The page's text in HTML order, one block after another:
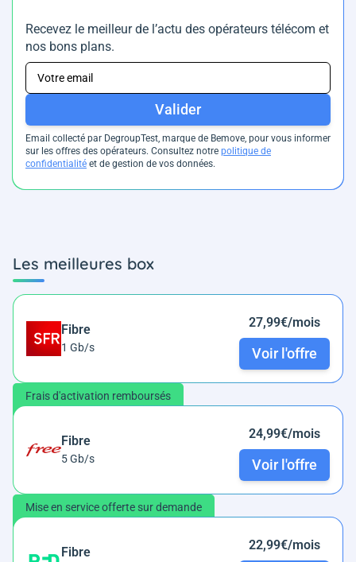
Recevez le meilleur de l’actu des opérateurs télécom et
nos bons plans.
Valider
Email collecté par DegroupTest, marque de Bemove, pour vous informer
sur les offres des opérateurs. Consultez notre politique de
confidentialité et de gestion de vos données.
Les meilleures box
Fibre
1 Gb/s
27,99€/mois
Voir l'offre
Frais d'activation remboursés
Fibre
5 Gb/s
24,99€/mois
Voir l'offre
Mise en service offerte sur demande
Fibre 22,99€/mois